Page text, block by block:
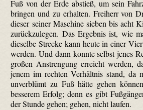
Fuß von der Erde abstieß, um sein
bringen und zu erhalten. Freiherr von
dieser seiner Maschine sieben bis acht
zurückzulegen. Das Ergebnis ist, wie
dieselbe Strecke kann heute in einer
werden. Und dann konnte selbst jenes
großen Anstrengung erreicht werden,
jenem im rechten Verhältnis stand, da
unverblümt zu Fuß hätte gehen
besserem Erfolg; denn es gibt
der Stunde gehen; gehen, nicht laufen.